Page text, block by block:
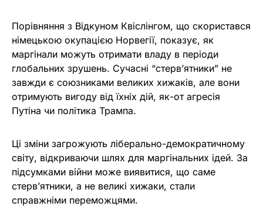
Порівняння з Відкуном Квіслінгом, що скористався
німецькою окупацією Норвегії, показує, як
маргінали можуть отримати владу в періоди
глобальних зрушень. Сучасні “стерв’ятники” не
завжди є союзниками великих хижаків, але вони
отримують вигоду від їхніх дій, як-от агресія
Путіна чи політика Трампа.
Ці зміни загрожують ліберально-демократичному
світу, відкриваючи шлях для маргінальних ідей. За
підсумками війни може виявитися, що саме
стерв’ятники, а не великі хижаки, стали
справжніми переможцями.